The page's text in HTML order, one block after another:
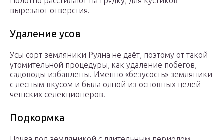
вырезают отверстия.
Удаление усов
Усы сорт земляники Руяна не даёт, поэтому от такой
утомительной процедуры, как удаление побегов,
садоводы избавлены. Именно «безусость» земляники
с лесным вкусом и была одной из основных целей
чешских селекционеров.
Подкормка